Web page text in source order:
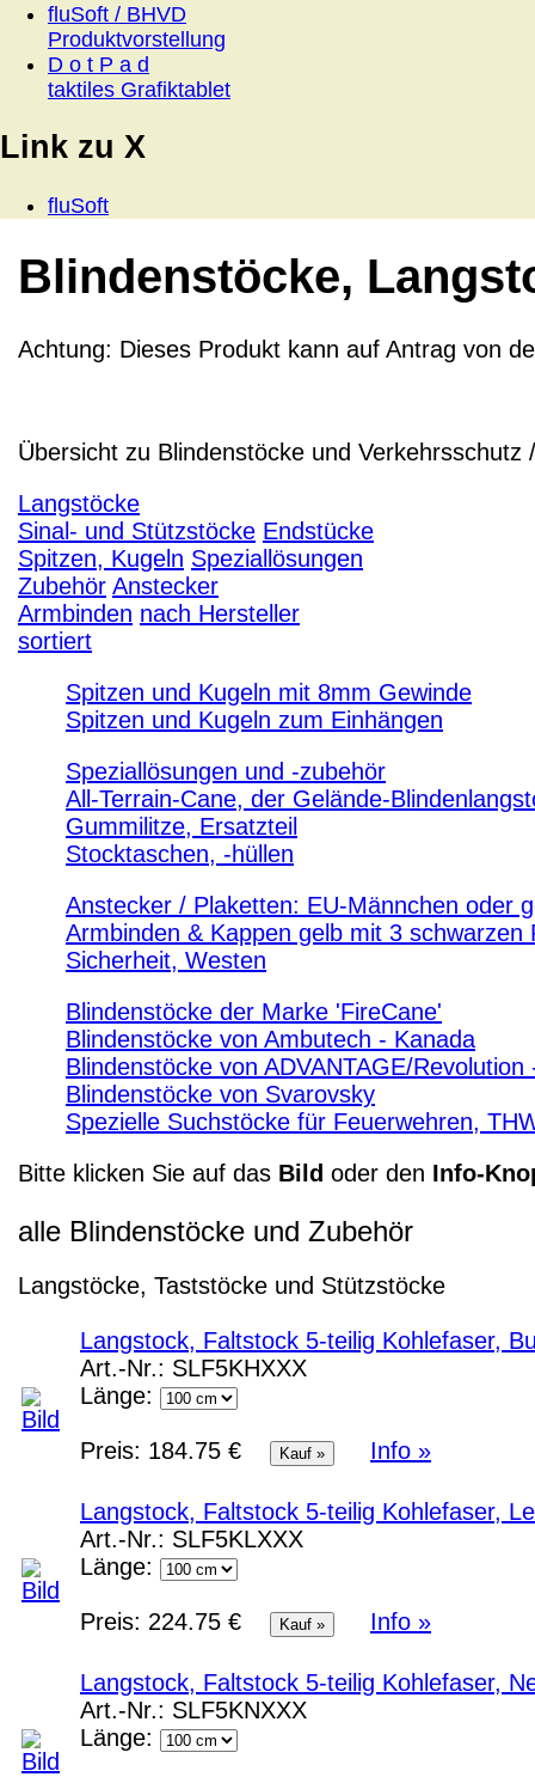
fluSoft / BHVD
Produktvorstellung
D o t P a d
taktiles Grafiktablet
Link zu X
fluSoft
Blindenstöcke,
Achtung: Dieses Produkt kann auf Antrag von
Übersicht zu Blindenstöcke und Verkehrsschutz
Langstöcke
Sinal- und Stützstöcke Endstücke
Spitzen, Kugeln Speziallösungen
Zubehör Anstecker
Armbinden nach Hersteller
sortiert
Spitzen und Kugeln mit 8mm Gewinde
Spitzen und Kugeln zum Einhängen
Speziallösungen und -zubehör
All-Terrain-Cane, der Gelände-
Gummilitze, Ersatzteil
Stocktaschen, -hüllen
Anstecker / Plaketten: EU-Männchen oder
Armbinden & Kappen gelb mit 3 schwarzen
Sicherheit, Westen
Blindenstöcke der Marke 'FireCane'
Blindenstöcke von Ambutech - Kanada
Blindenstöcke von ADVANTAGE/Revolution
Blindenstöcke von Svarovsky
Spezielle Suchstöcke für Feuerwehren,
Bitte klicken Sie auf das Bild oder den Info-
alle Blindenstöcke und Zubehör
Langstöcke, Taststöcke und Stützstöcke
Langstock, Faltstock 5-teilig Kohlefaser,
Art.-Nr.: SLF5KHXXX
Länge:
Preis: 184.75 € Info »
Langstock, Faltstock 5-teilig Kohlefaser,
Art.-Nr.: SLF5KLXXX
Länge:
Preis: 224.75 € Info »
Langstock, Faltstock 5-teilig Kohlefaser,
Art.-Nr.: SLF5KNXXX
Länge: